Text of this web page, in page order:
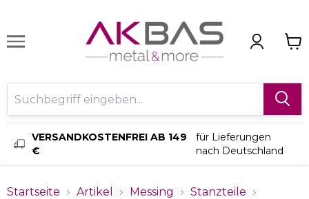
VERSANDKOSTENFREI AB 149
€
für Lieferungen
nach Deutschland
Startseite Artikel Messing
Stanzteile